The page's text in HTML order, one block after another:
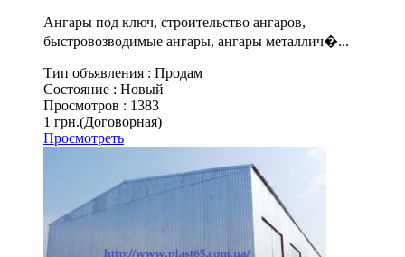
Ангары под ключ, строительство ангаров,
быстровозводимые ангары, ангары металлич�...
Тип объявления : Продам
Состояние : Новый
Просмотров : 1383
1 грн.(Договорная)
Просмотреть